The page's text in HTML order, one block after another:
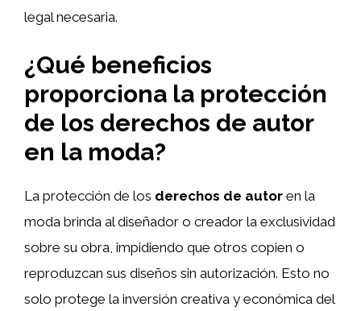
legal necesaria.
¿Qué beneficios
proporciona la protección
de los derechos de autor
en la moda?
La protección de los derechos de autor en la
moda brinda al diseñador o creador la exclusividad
sobre su obra, impidiendo que otros copien o
reproduzcan sus diseños sin autorización. Esto no
solo protege la inversión creativa y económica del